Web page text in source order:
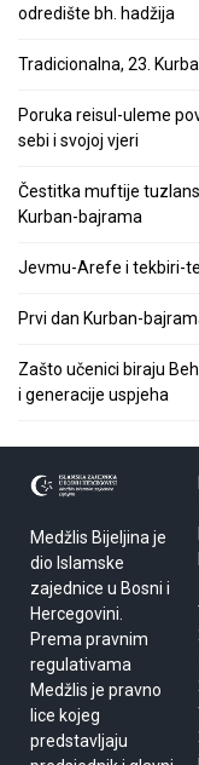
odredište bh. hadžija
Tradicionalna, 23.
Poruka reisul-uleme
sebi i svojoj vjeri
Čestitka muftije
Kurban-bajrama
Jevmu-Arefe i tekbiri-
Prvi dan Kurban-
Zašto učenici biraju
i generacije uspjeha
Medžlis Bijeljina je
dio Islamske
zajednice u Bosni i
Hercegovini.
Prema pravnim
regulativama
Medžlis je pravno
lice kojeg
predstavljaju